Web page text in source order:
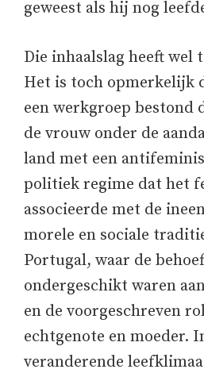
geweest als hij nog
Die inhaalslag heeft wel
Het is toch opmerkelijk
een werkgroep bestond
de vrouw onder de
land met een
politiek regime dat het
associeerde met de
morele en sociale
Portugal, waar de
ondergeschikt waren
en de voorgeschreven
echtgenote en moeder.
veranderende